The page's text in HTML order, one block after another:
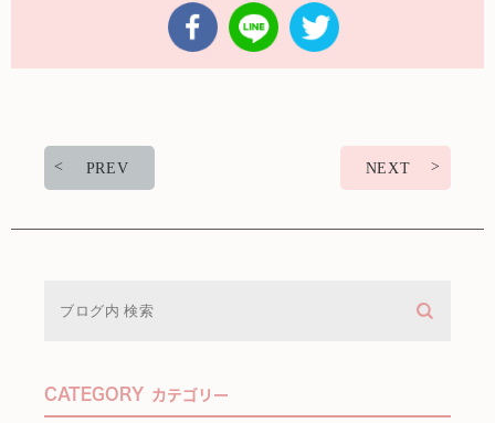
PREV NEXT
CATEGORY カテゴリー